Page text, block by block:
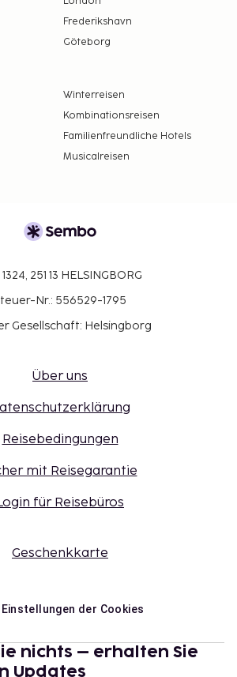
Frederikshavn
Göteborg
Winterreisen
Kombinationsreisen
Familienfreundliche Hotels
Musicalreisen
251 13 HELSINGBORG
Nr.: 556529-1795
Gesellschaft: Helsingborg
Über uns
Reisebedingungen
mit Reisegarantie
für Reisebüros
Geschenkkarte
Einstellungen der Cookies
nichts – erhalten Sie
Updates